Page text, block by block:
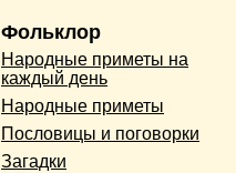
Фольклор
Народные приметы на
каждый день
Народные приметы
Пословицы и поговорки
Загадки